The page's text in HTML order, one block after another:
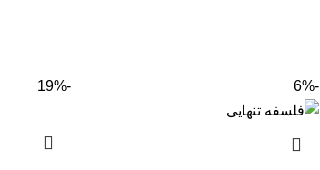
-6%
-19%